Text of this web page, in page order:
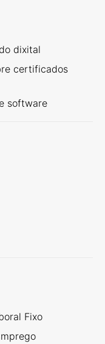
dixital
certificados
software
Fixo